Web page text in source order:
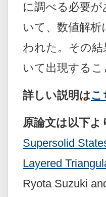
に調べる必要
いて、数値解
われた。その
いて出現するこ
詳しい説明はこ
原論文は以下
Supersolid
Layered
Ryota Suzuki